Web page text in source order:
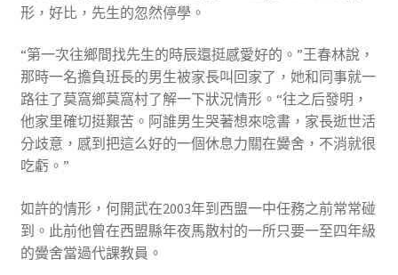
形，好比，先生的忽然停學。
“第一次往鄉間找先生的時辰還挺感愛好的。”王春林說，
那時一名擔負班長的男生被家長叫回家了，她和同事就一
路往了莫窩鄉莫窩村了解一下狀況情形。“往之后發明，
他家里確切挺艱苦。阿誰男生哭著想來唸書，家長逝世活
分歧意，感到把這么好的一個休息力關在黌舍，不消就很
吃虧。”
如許的情形，何開武在2003年到西盟一中任務之前常常碰
到。此前他曾在西盟縣年夜馬散村的一所只要一至四年級
的黌舍當過代課教員。